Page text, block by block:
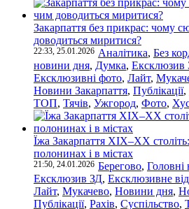
Закарпаття без прикрас: чому
доводиться миритися?
22:33, 25.01.2026 Аналітика, Без
новини дня, Думка, Ексклюзив
Ексклюзивні фото, Лайт,
Новини Закарпаття, Публікації,
ТОП, Тячів, Ужгород, Фото,
Їжа Закарпаття ХІХ–ХХ
полонинах і в містах
21:50, 24.01.2026 Берегово,
Ексклюзив ЗД, Ексклюзивне
Лайт, Мукачево, Новини дня,
Публікації, Рахів, Суспільство,